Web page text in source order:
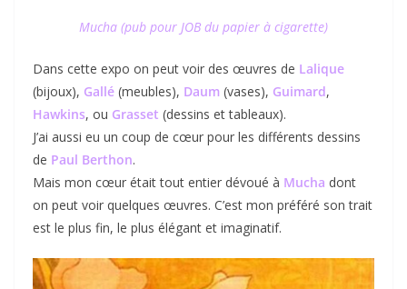
Mucha (pub pour JOB du papier à cigarette)
Dans cette expo on peut voir des œuvres de Lalique
(bijoux), Gallé (meubles), Daum (vases), Guimard,
Hawkins, ou Grasset (dessins et tableaux).
J’ai aussi eu un coup de cœur pour les différents dessins
de Paul Berthon.
Mais mon cœur était tout entier dévoué à Mucha dont
on peut voir quelques œuvres. C’est mon préféré son trait
est le plus fin, le plus élégant et imaginatif.